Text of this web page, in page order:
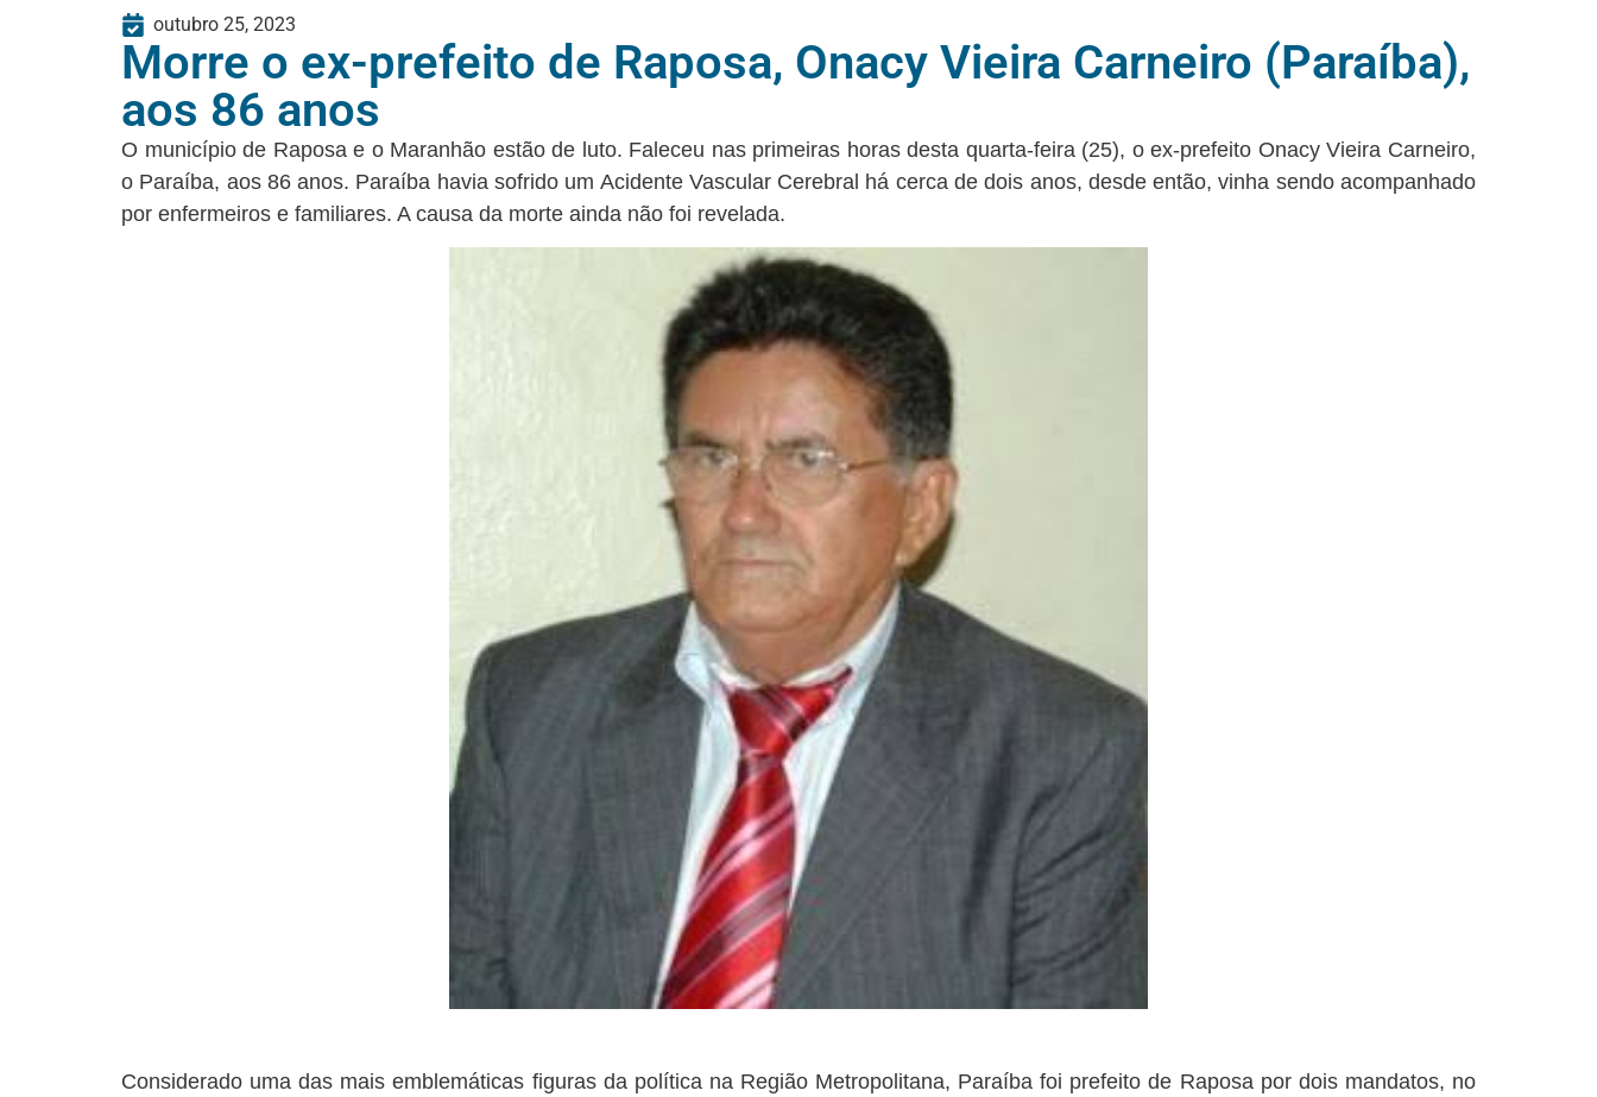
outubro 25, 2023
Morre o ex-prefeito de Raposa, Onacy Vieira Carneiro (Paraíba),
aos 86 anos
O município de Raposa e o Maranhão estão de luto. Faleceu nas primeiras horas desta quarta-feira (25), o ex-prefeito Onacy Vieira Carneiro,
o Paraíba, aos 86 anos. Paraíba havia sofrido um Acidente Vascular Cerebral há cerca de dois anos, desde então, vinha sendo acompanhado
por enfermeiros e familiares. A causa da morte ainda não foi revelada.
Considerado uma das mais emblemáticas figuras da política na Região Metropolitana, Paraíba foi prefeito de Raposa por dois mandatos, no